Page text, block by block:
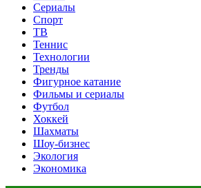
Сериалы
Спорт
ТВ
Теннис
Технологии
Тренды
Фигурное катание
Фильмы и сериалы
Футбол
Хоккей
Шахматы
Шоу-бизнес
Экология
Экономика